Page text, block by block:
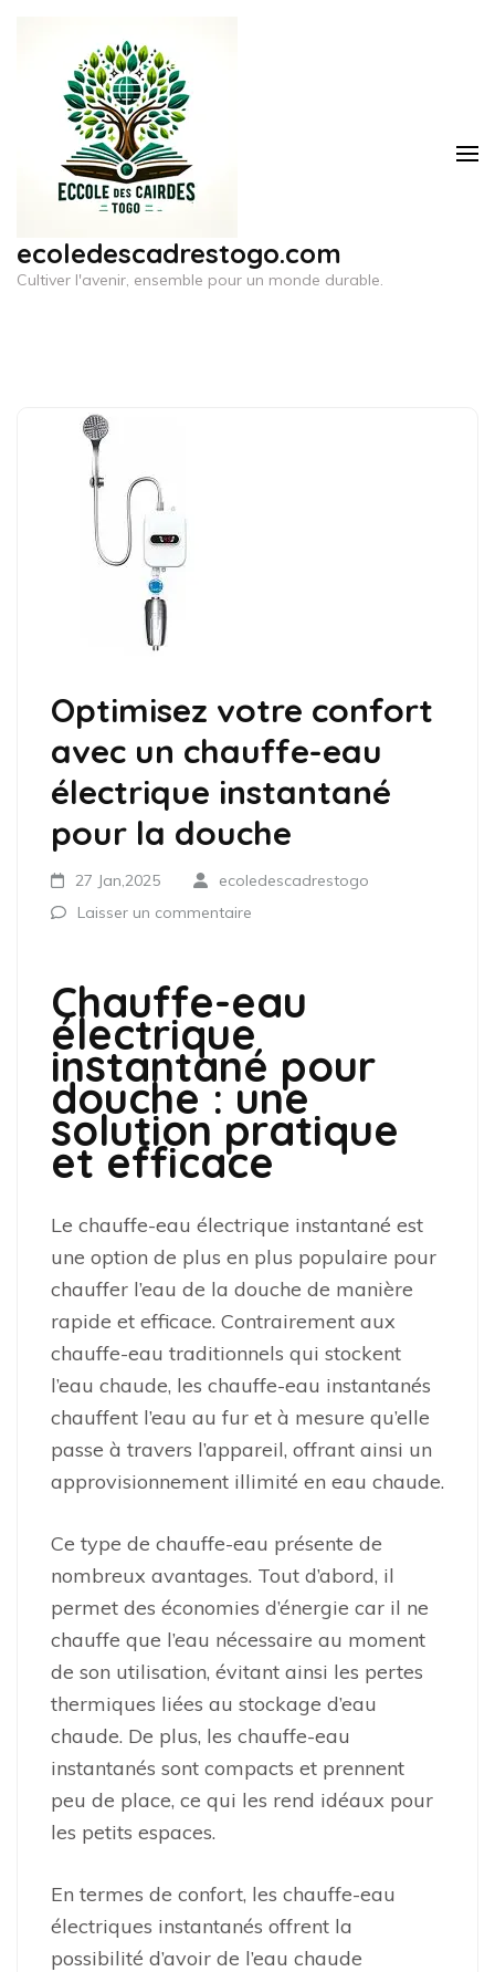
contenu
(Pressez
ecoledescadrestogo.com
Cultiver l'avenir, ensemble pour un monde durable.
Optimisez votre confort
avec un chauffe-eau
électrique instantané
pour la douche
27 Jan,2025
ecoledescadrestogo
Laisser un commentaire
Chauffe-eau
électrique
instantané pour
douche : une
solution pratique
et efficace
Le chauffe-eau électrique instantané est
une option de plus en plus populaire pour
chauffer l’eau de la douche de manière
rapide et efficace. Contrairement aux
chauffe-eau traditionnels qui stockent
l’eau chaude, les chauffe-eau instantanés
chauffent l’eau au fur et à mesure qu’elle
passe à travers l’appareil, offrant ainsi un
approvisionnement illimité en eau chaude.
Ce type de chauffe-eau présente de
nombreux avantages. Tout d’abord, il
permet des économies d’énergie car il ne
chauffe que l’eau nécessaire au moment
de son utilisation, évitant ainsi les pertes
thermiques liées au stockage d’eau
chaude. De plus, les chauffe-eau
instantanés sont compacts et prennent
peu de place, ce qui les rend idéaux pour
les petits espaces.
En termes de confort, les chauffe-eau
électriques instantanés offrent la
possibilité d’avoir de l’eau chaude